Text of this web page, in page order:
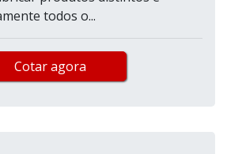
todos o...
Cotar agora